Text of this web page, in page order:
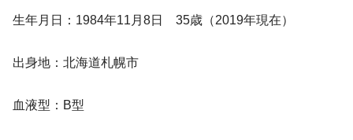
生年月日：1984年11月8日 35歳（2019年現在）
出身地：北海道札幌市
血液型：B型